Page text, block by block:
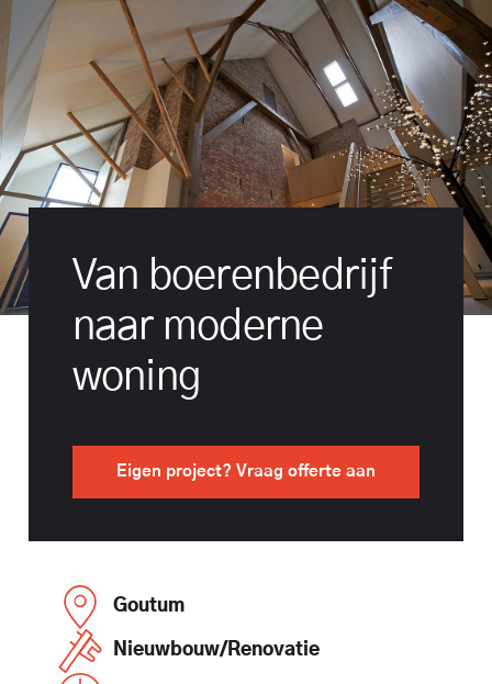
Van boerenbedrijf
naar moderne
woning
Eigen project? Vraag offerte aan
Goutum
Nieuwbouw/Renovatie